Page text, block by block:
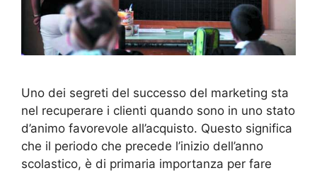
Uno dei segreti del successo del marketing sta
nel recuperare i clienti quando sono in uno stato
d’animo favorevole all’acquisto. Questo significa
che il periodo che precede l’inizio dell’anno
scolastico, è di primaria importanza per fare